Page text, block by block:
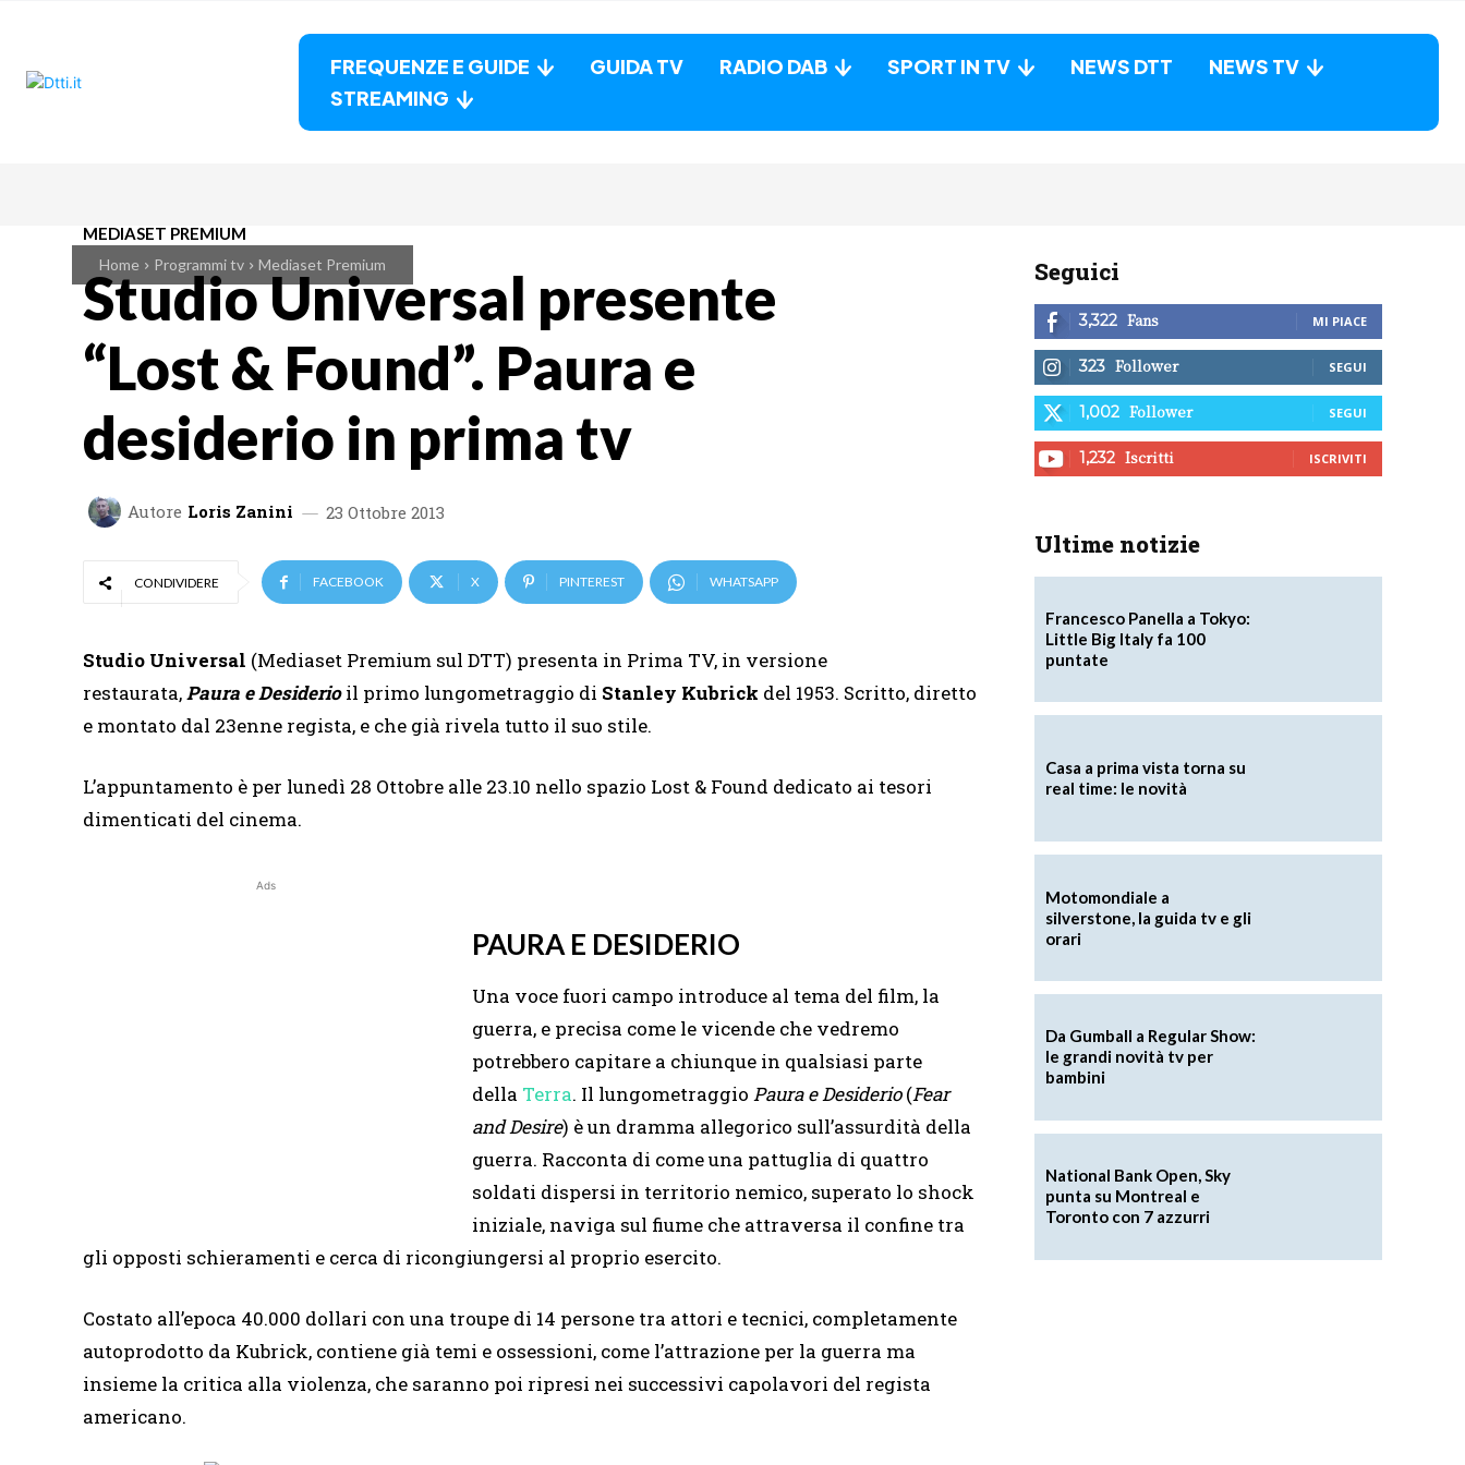
FREQUENZE E GUIDE GUIDA TV RADIO DAB SPORT IN TV NEWS DTT
NEWS TV
STREAMING
Home Programmi tv Mediaset Premium
MEDIASET PREMIUM
Studio Universal presente
“Lost & Found”. Paura e
desiderio in prima tv
Autore Loris Zanini 23 Ottobre 2013
CONDIVIDERE FACEBOOK X PINTEREST WHATSAPP
Studio Universal (Mediaset Premium sul DTT) presenta in Prima TV, in versione
restaurata,Paura e Desiderioil primo lungometraggio di Stanley Kubrick del 1953. Scritto, diretto
e montato dal 23enne regista, e che già rivela tutto il suo stile.
L’appuntamento è per lunedì 28 Ottobre alle 23.10 nello spazio Lost & Found dedicato ai tesori
dimenticati del cinema.
Ads
PAURA E DESIDERIO
Una voce fuori campo introduce al tema del film, la
guerra, e precisa come le vicende che vedremo
potrebbero capitare a chiunque in qualsiasi parte
della Terra. Il lungometraggio Paura e Desiderio(Fear
and Desire) è un dramma allegorico sull’assurdità della
guerra. Racconta di come una pattuglia di quattro
soldati dispersi in territorio nemico, superato lo shock
iniziale, naviga sul fiume che attraversa il confine tra
gli opposti schieramenti e cerca di ricongiungersi al proprio esercito.
Costato all’epoca 40.000 dollari con una troupe di 14 persone tra attori e tecnici, completamente
autoprodotto da Kubrick, contiene già temi e ossessioni, come l’attrazione per la guerra ma
insieme la critica alla violenza, che saranno poi ripresi nei successivi capolavori del regista
americano.
Seguici
3,322 Fans MI PIACE
323 Follower SEGUI
1,002 Follower SEGUI
1,232 Iscritti ISCRIVITI
Ultime notizie
Francesco Panella a Tokyo:
Little Big Italy fa 100
puntate
Casa a prima vista torna su
real time: le novità
Motomondiale a
silverstone, la guida tv e gli
orari
Da Gumball a Regular Show:
le grandi novità tv per
bambini
National Bank Open, Sky
punta su Montreal e
Toronto con 7 azzurri